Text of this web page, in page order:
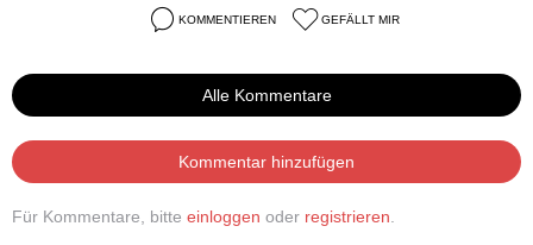
KOMMENTIEREN GEFÄLLT MIR
Alle Kommentare
Kommentar hinzufügen
Für Kommentare, bitte einloggen oder registrieren